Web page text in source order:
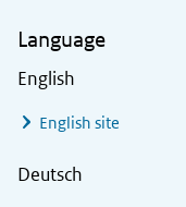
Language
English
English site
Deutsch